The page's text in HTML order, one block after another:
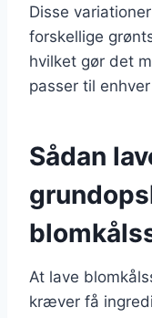
Disse
forskellige
hvilket gør det
passer til
Sådan
At lave
kræver få